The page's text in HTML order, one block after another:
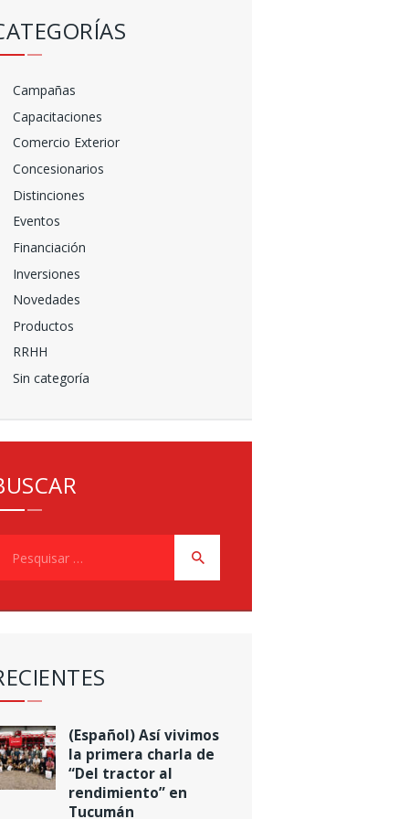
Campañas
Capacitaciones
Comercio Exterior
Concesionarios
Distinciones
Eventos
Financiación
Inversiones
Novedades
Productos
RRHH
Sin categoría
(Español) Así vivimos
la primera charla de
“Del tractor al
rendimiento” en
Tucumán